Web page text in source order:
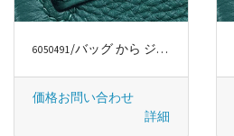
6050491/バッグ から ジミー・チュウ/JIMMY CHOO
価格お問い合わせ
詳細